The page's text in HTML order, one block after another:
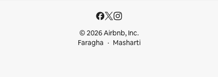
© 2026 Airbnb, Inc.
Faragha
Masharti